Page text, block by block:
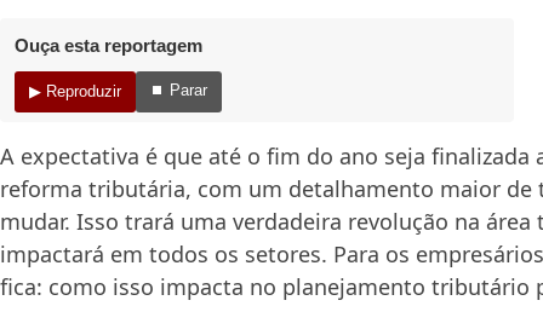
Ouça esta reportagem
▶ Reproduzir ⏹ Parar
A expectativa é que até o fim do ano seja finalizada
reforma tributária, com um detalhamento maior de
mudar. Isso trará uma verdadeira revolução na
impactará em todos os setores. Para os
fica: como isso impacta no planejamento tributário